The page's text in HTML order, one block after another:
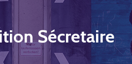
Sécretaire